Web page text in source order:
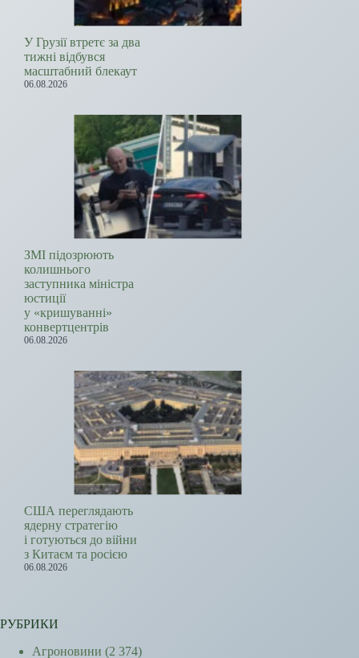
У Грузії втретє за два
тижні відбувся
масштабний блекаут
06.08.2026
ЗМІ підозрюють
колишнього
заступника міністра
юстиції
у «кришуванні»
конвертцентрів
06.08.2026
США переглядають
ядерну стратегію
і готуються до війни
з Китаєм та росією
06.08.2026
РУБРИКИ
Агроновини (2 374)